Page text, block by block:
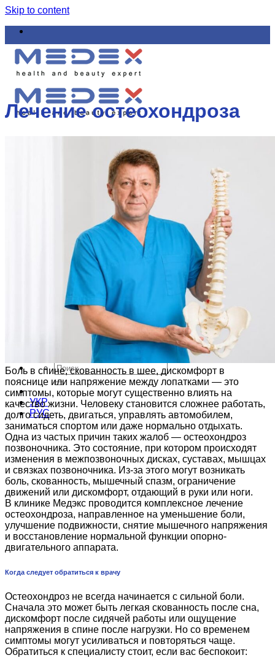
Skip to content
Курсы обучения мануальной терапии для
врачей и реабилитологов
Малоинвазивные методы эстетической
коррекции, омоложения, лечения
позвоночника, суставов, сосудов, нервов, кожи
и волос
Микро инъекционная терапия
Эстетическая мезотерапия, микроигольчатая и
микроинъекционная терапия
О клинике
Ліцензії та Сертифікати
Отзывы
Видеотур
УКР
РУС
Лечение остеохондроза
Боль в спине, скованность в шее, дискомфорт в
пояснице или напряжение между лопатками — это
симптомы, которые могут существенно влиять на
качество жизни. Человеку становится сложнее работать,
долго сидеть, двигаться, управлять автомобилем,
заниматься спортом или даже нормально отдыхать.
Одна из частых причин таких жалоб — остеохондроз
позвоночника. Это состояние, при котором происходят
изменения в межпозвоночных дисках, суставах, мышцах
и связках позвоночника. Из-за этого могут возникать
боль, скованность, мышечный спазм, ограничение
движений или дискомфорт, отдающий в руки или ноги.
В клинике Медэкс проводится комплексное лечение
остеохондроза, направленное на уменьшение боли,
улучшение подвижности, снятие мышечного напряжения
и восстановление нормальной функции опорно-
двигательного аппарата.
Когда следует обратиться к врачу
Остеохондроз не всегда начинается с сильной боли.
Сначала это может быть легкая скованность после сна,
дискомфорт после сидячей работы или ощущение
напряжения в спине после нагрузки. Но со временем
симптомы могут усиливаться и повторяться чаще.
Обратиться к специалисту стоит, если вас беспокоит: